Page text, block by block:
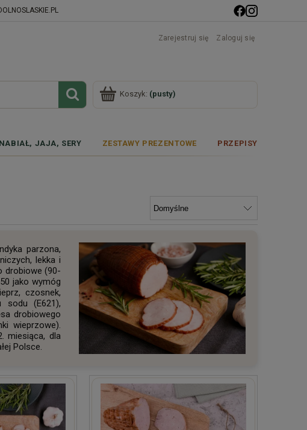
Zarejestruj się Zaloguj się
Koszyk: (pusty)
NABIAŁ, JAJA, SERY ZESTAWY PREZENTOWE PRZEPISY
parzona,
lekka i
drobiowe (90-
jako wymóg
czosnek,
sodu (E621),
drobiowego
wieprzowe).
miesiąca, dla
Polsce.